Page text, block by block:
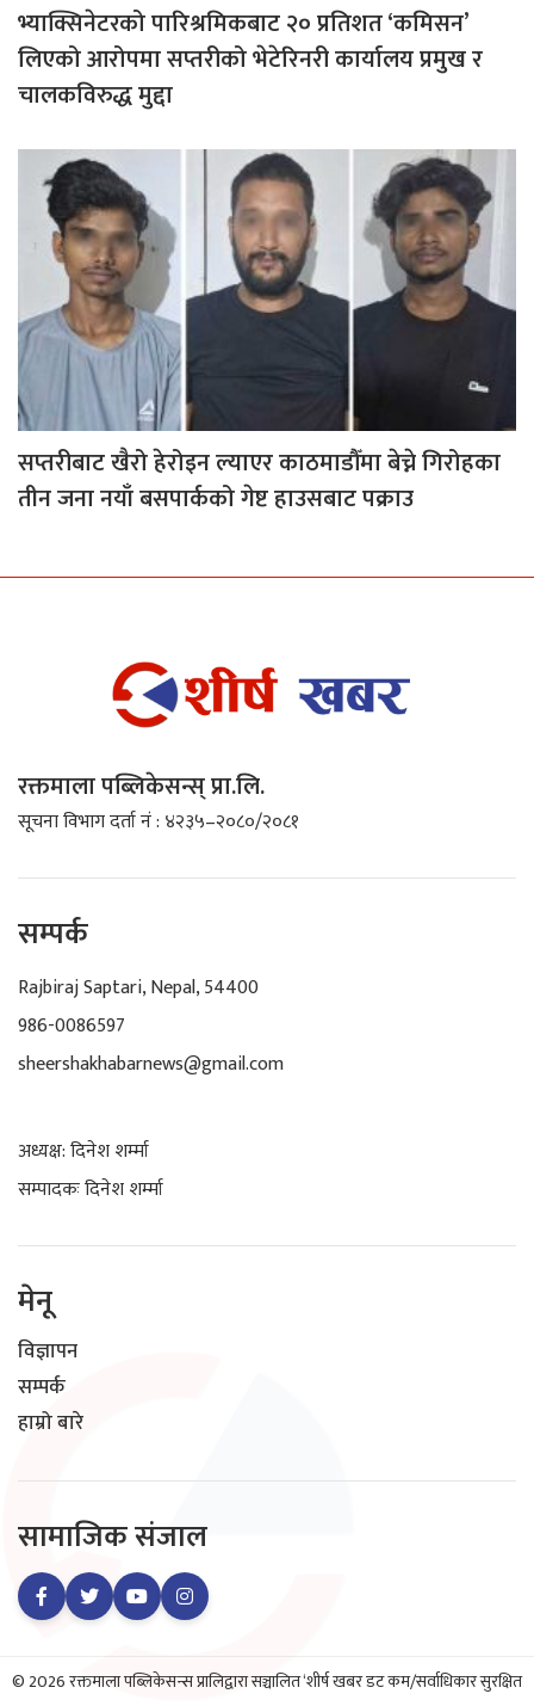
भ्याक्सिनेटरको पारिश्रमिकबाट २० प्रतिशत ‘कमिसन’
लिएको आरोपमा सप्तरीको भेटेरिनरी कार्यालय प्रमुख र
चालकविरुद्ध मुद्दा
सप्तरीबाट खैरो हेरोइन ल्याएर काठमाडौँमा बेच्ने गिरोहका
तीन जना नयाँ बसपार्कको गेष्ट हाउसबाट पक्राउ
रक्तमाला पब्लिकेसन्स् प्रा.लि.
सूचना विभाग दर्ता नं : ४२३५–२०८०/२०८१
सम्पर्क
Rajbiraj Saptari, Nepal, 54400
986-0086597
sheershakhabarnews@gmail.com
अध्यक्ष: दिनेश शर्म्मा
सम्पादकः दिनेश शर्म्मा
मेनू
विज्ञापन
सम्पर्क
हाम्रो बारे
सामाजिक संजाल
© 2026 रक्तमाला पब्लिकेसन्स प्रालिद्वारा सञ्चालित ‘शीर्ष खबर डट कम/सर्वाधिकार सुरक्षित